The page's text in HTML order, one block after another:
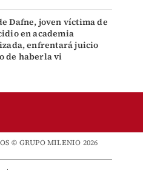
Dafne, joven víctima de
en academia
enfrentará juicio
de haberla vi
© GRUPO MILENIO 2026